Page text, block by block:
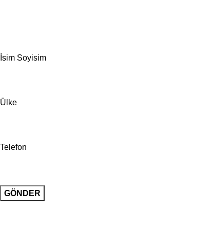
İsim Soyisim
Ülke
Telefon